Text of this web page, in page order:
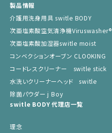
製品情報
介護用洗身用具 switle BODY
次亜塩素酸空気清浄機Viruswasher®︎
次亜塩素酸加湿器switle moist
コンベクションオーブン CLOOKING
コードレスクリーナー switle stick
水洗いクリーナーヘッド switle
除菌パウダー j Boy
switle BODY 代理店一覧
理念